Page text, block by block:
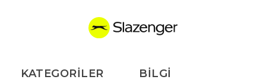
KATEGORILER BILGI